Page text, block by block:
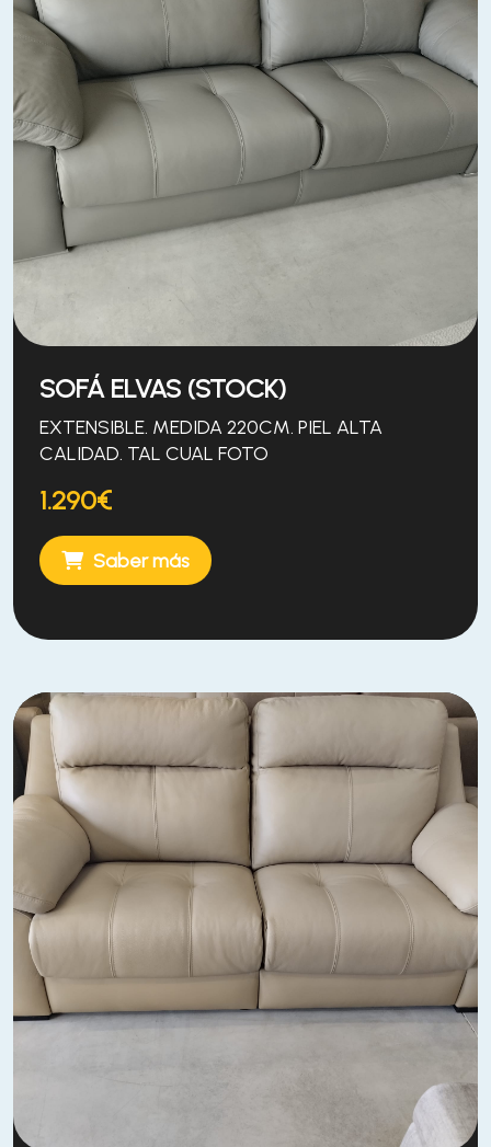
SOFÁ ELVAS (STOCK)
EXTENSIBLE. MEDIDA 220CM. PIEL ALTA
CALIDAD. TAL CUAL FOTO
1.290€
Saber más